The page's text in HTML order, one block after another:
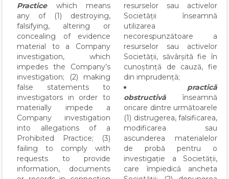
Practice
which means
any of (1) destroying,
falsifying, altering or
concealing of evidence
material to a Company
investigation, which
impedes the Company’s
investigation; (2) making
false statements to
investigators in order to
materially impede a
Company investigation
into allegations of a
Prohibited Practice; (3)
failing to comply with
requests to provide
information, documents
resurselor sau activelor
Societății înseamnă
utilizarea
necorespunzătoare a
resurselor sau activelor
Societății, săvârșită fie în
cunoștință de cauză, fie
din imprudență;
practică
obstructivăînseamnă
oricare dintre următoarele
(1) distrugerea, falsificarea,
modificarea sau
ascunderea materialelor
de probă pentru o
investigație a Societății,
care împiedică ancheta